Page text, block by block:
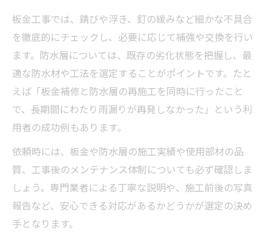
板金工事では、錆びや浮き、釘の緩みなど細かな不具合
を徹底的にチェックし、必要に応じて補強や交換を行い
ます。防水層については、既存の劣化状態を把握し、最
適な防水材や工法を選定することがポイントです。たと
えば「板金補修と防水層の再施工を同時に行ったこと
で、長期間にわたり雨漏りが再発しなかった」という利
用者の成功例もあります。
依頼時には、板金や防水層の施工実績や使用部材の品
質、工事後のメンテナンス体制についても必ず確認しま
しょう。専門業者による丁寧な説明や、施工前後の写真
報告など、安心できる対応があるかどうかが選定の決め
手となります。